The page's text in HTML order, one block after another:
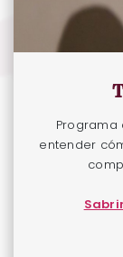
entender